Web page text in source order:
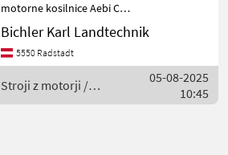
motorne kosilnice Aebi CC,
3-vrstni nosilci vilic,
delovna širina 150 cm,
krmiljenje prek vzvodnega
Tračni o
Bichler Karl Landtechnik
5550 Radstadt
Stroji z motorji /
Aebi
05-08-2025
10:45